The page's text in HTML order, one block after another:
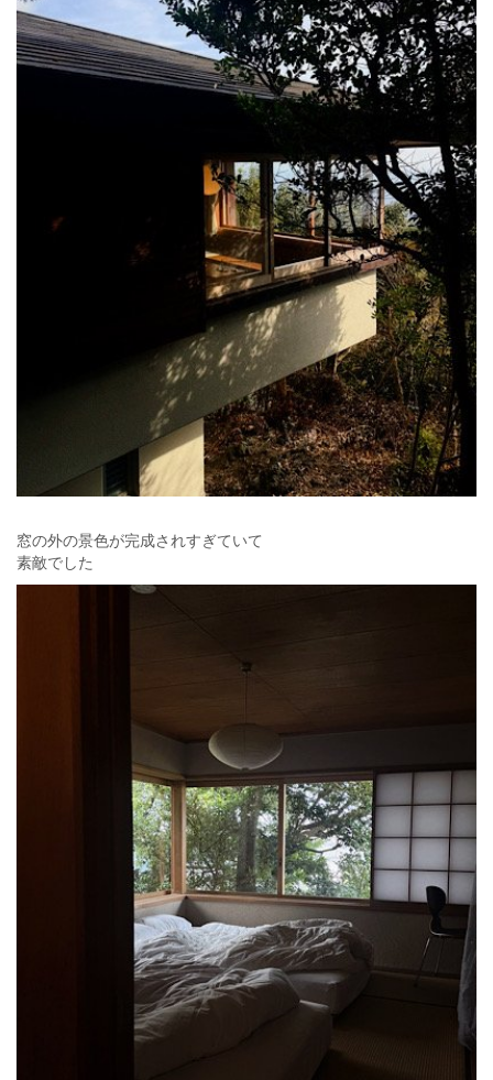
窓の外の景色が完成されすぎていて
素敵でした